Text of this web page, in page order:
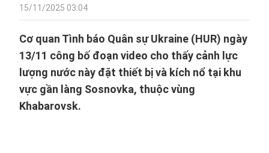
15/11/2025 03:04
Cơ quan Tình báo Quân sự Ukraine (HUR) ngày
13/11 công bố đoạn video cho thấy cảnh lực
lượng nước này đặt thiết bị và kích nổ tại khu
vực gần làng Sosnovka, thuộc vùng
Khabarovsk.